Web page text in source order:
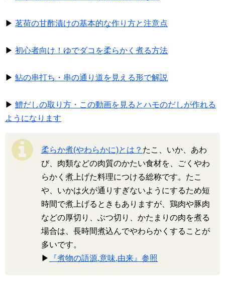
▶ 茗荷の甘酢漬けの基本的な作り方と注意点
▶ 初心者向け！ゆでダコを柔らかく煮る方法
▶ 鮎の串打ち・串の通り道を見える形で解説
▶ 鱧だしの取り方・この動画を見るとハモのだしが作れる
ようになります
柔らか煮(やわらかに)とは？ たこ、いか、あわ
び、肉類などの肉質のかたい食材を、ごくやわ
らかく煮上げた料理につける総称です。たこ
や、いかは火が通りすぎないようにするため短
時間で煮上げるときもありますが、鶏肉や豚肉
などの厚切り、ぶつ切り、かたまりの肉を煮る
場合は、長時間煮込んでやわらかくすることが
多いです。
▶
『煮物の語源,意味,由来』参照